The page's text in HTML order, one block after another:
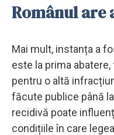
Românul are
Mai mult, instanța a
este la prima
pentru o altă
făcute publice până
recidivă poate
condițiile în care